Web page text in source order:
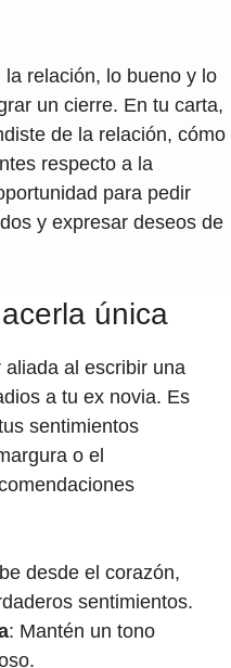
relación, lo bueno y lo
un cierre. En tu carta,
de la relación, cómo
respecto a la
para pedir
y expresar deseos de
única
al escribir una
a tu ex novia. Es
sentimientos
o el
desde el corazón,
sentimientos.
: Mantén un tono